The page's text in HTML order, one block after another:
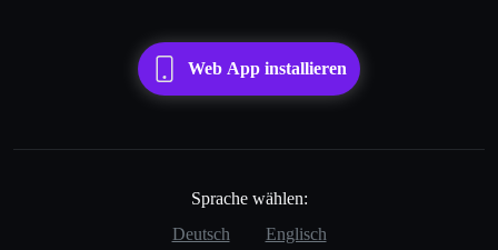
Web App installieren
Sprache wählen:
Deutsch
Englisch